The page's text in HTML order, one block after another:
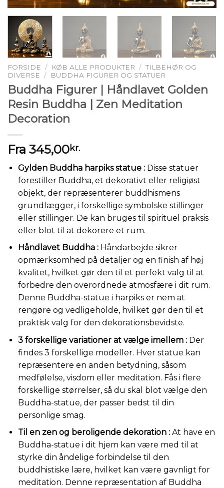
FORSIDE / KØB ALLE PRODUKTER / TILBEHØR OG
DIVERSE / BUDDHA FIGURER OG STATUER
Buddha Figurer | Håndlavet Golden
Resin Buddha | Zen Meditation
Decoration
Fra 345,00kr.
Gylden Buddha harpiks statue :Disse statuer
forestiller Buddha, et dekorativt eller religiøst
objekt, der repræsenterer buddhismens
grundlægger, i forskellige symbolske stillinger
eller stillinger. De kan bruges til spirituel praksis
eller blot til at dekorere et rum.
Håndlavet Buddha :Håndarbejde sikrer
opmærksomhed på detaljer og en finish af høj
kvalitet, hvilket gør den til et perfekt valg til at
forbedre den overordnede atmosfære i dit rum.
Denne Buddha-statue i harpiks er nem at
rengøre og vedligeholde, hvilket gør den til et
praktisk valg for den dekorationsbevidste.
3 forskellige variationer at vælge imellem : Der
findes 3 forskellige modeller. Hver statue kan
repræsentere en anden betydning, såsom
medfølelse, visdom eller meditation. Fås i flere
forskellige størrelser, så du skal blot vælge den
Buddha-statue, der passer bedst til din
personlige smag.
Til en zen og beroligende dekoration :At have en
Buddha-statue i dit hjem kan være med til at
styrke din åndelige forbindelse til den
buddhistiske lære, hvilket kan være gavnligt for
meditation. Denne repræsentation af Buddha